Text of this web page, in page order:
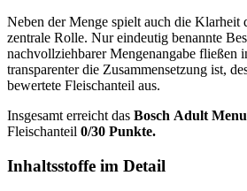
Neben der Menge spielt auch die Klarheit
zentrale Rolle. Nur eindeutig benannte
nachvollziehbarer Mengenangabe fließen
transparenter die Zusammensetzung ist,
bewertete Fleischanteil aus.
Insgesamt erreicht das Bosch Adult
Fleischanteil 0/30 Punkte.
Inhaltsstoffe im Detail